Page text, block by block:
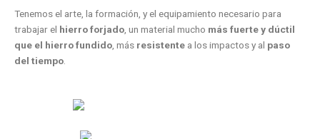
Tenemos el arte, la formación, y el equipamiento necesario para
trabajar el hierro forjado , un material mucho más fuerte y dúctil
que el hierro fundido , más resistente a los impactos y al paso
del tiempo